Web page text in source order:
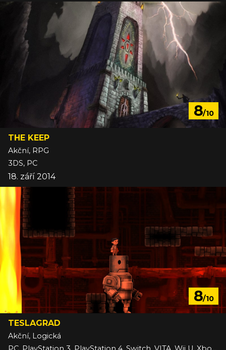
8/10
THE KEEP
Akční, RPG
3DS, PC
18. září 2014
8/10
TESLAGRAD
Akční, Logická